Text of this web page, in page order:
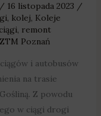
/ 16 listopada 2023 /
, kolej, Koleje
, remont
ZTM Poznań
i autobusów
na trasie
Z powodu
w ciągi drogi